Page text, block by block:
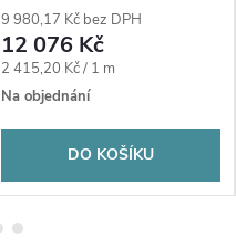
9 980,17 Kč bez DPH
12 076 Kč
Měrná
cena:
2 415,20 Kč / 1 m
Na objednání
DO KOŠÍKU